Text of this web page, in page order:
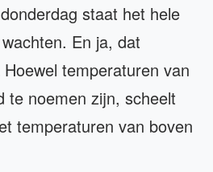
staat het hele
En ja, dat
temperaturen van
te noemen zijn, scheelt
temperaturen van boven